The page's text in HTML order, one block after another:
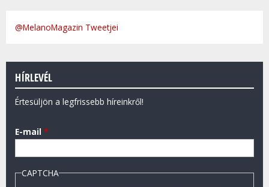
@MelanoMagazin Tweetjei
HÍRLEVÉL
Értesüljön a legfrissebb híreinkről!
E-mail *
CAPTCHA